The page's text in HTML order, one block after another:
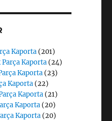
Kaporta (201)
Parça Kaporta (24)
Kaporta (23)
Kaporta (22)
Kaporta (21)
Kaporta (20)
Kaporta (20)